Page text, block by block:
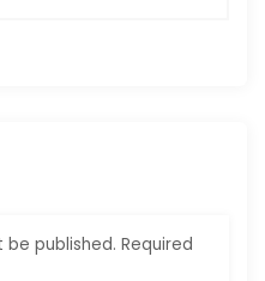
be published. Required